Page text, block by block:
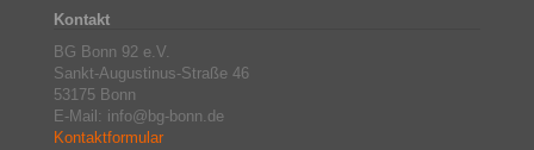
Kontakt
BG Bonn 92 e.V.
Sankt-Augustinus-Straße 46
53175 Bonn
E-Mail: info@bg-bonn.de
Kontaktformular